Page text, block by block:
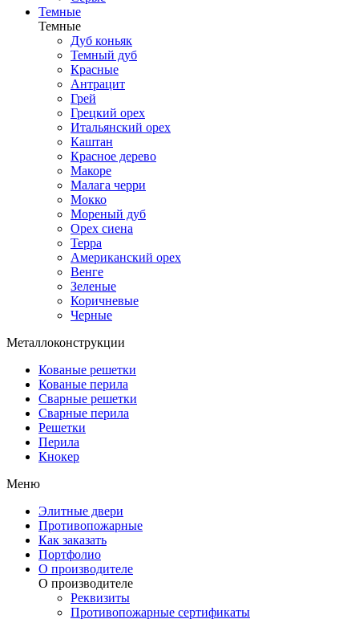
Темные
Темные
Дуб коньяк
Темный дуб
Красные
Антрацит
Грей
Грецкий орех
Итальянский орех
Каштан
Красное дерево
Макоре
Малага черри
Мокко
Мореный дуб
Орех сиена
Терра
Американский орех
Венге
Зеленые
Коричневые
Черные
Металлоконструкции
Кованые решетки
Кованые перила
Сварные решетки
Сварные перила
Решетки
Перила
Кнокер
Меню
Элитные двери
Противопожарные
Как заказать
Портфолио
О производителе
О производителе
Реквизиты
Противопожарные сертификаты